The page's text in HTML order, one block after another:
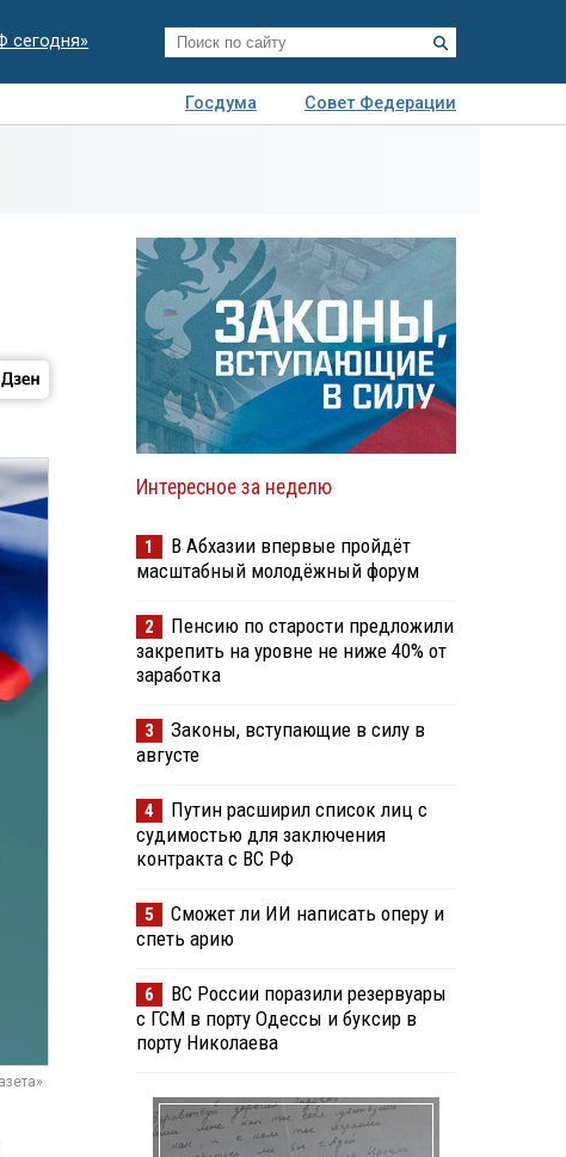
сегодня»
Госдума
Совет Федерации
Интересное за неделю
1
В Абхазии впервые пройдёт
масштабный молодёжный форум
2
Пенсию по старости предложили
закрепить на уровне не ниже 40% от
заработка
3
Законы, вступающие в силу в
августе
4
Путин расширил список лиц с
судимостью для заключения
контракта с ВС РФ
5
Сможет ли ИИ написать оперу и
спеть арию
6
ВС России поразили резервуары
с ГСМ в порту Одессы и буксир в
порту Николаева